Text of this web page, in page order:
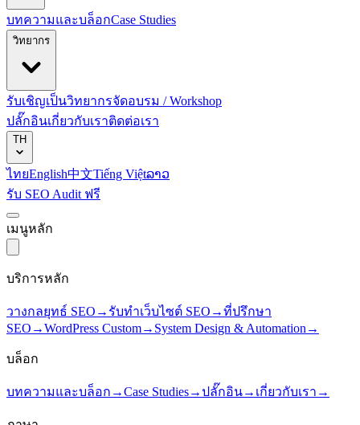
บทความและบล็อกCase Studies
วิทยากร
รับเชิญเป็นวิทยากรจัดอบรม / Workshop
ปลั๊กอินเกี่ยวกับเราติดต่อเรา
TH
ไทยEnglish中文Tiếng Việtລາວ
รับ SEO Audit ฟรี
เมนูหลัก
บริการหลัก
วางกลยุทธ์ SEO → รับทำเว็บไซต์ SEO →ที่ปรึกษา
SEO →WordPress Custom→ System Design & Automation →
บล็อก
บทความและบล็อก →Case Studies→ปลั๊กอิน→ เกี่ยวกับเรา →